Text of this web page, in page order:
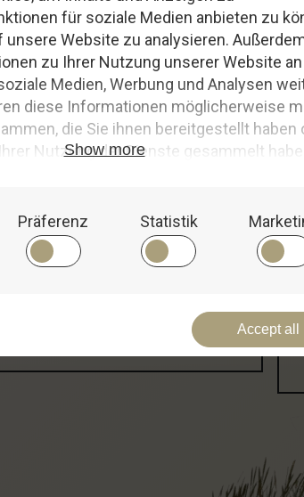
schlagen lassen.Mit diesem Geschenk
eine Einladung, sich jeden Tag aufs Neue vom
Atmosphäre, die zum Träumen einlädt.Lass
im Sh ⚓